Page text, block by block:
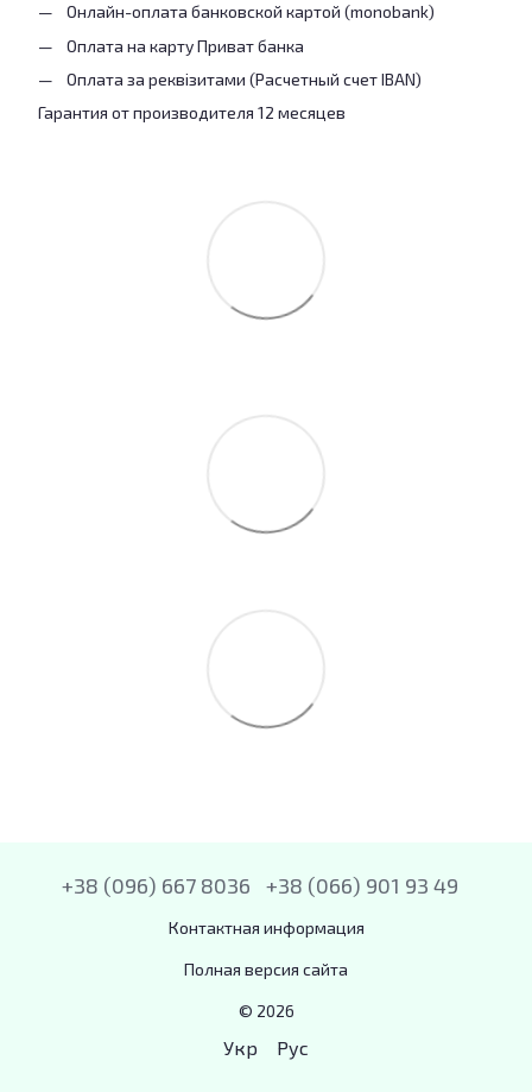
Онлайн-оплата банковской картой (monobank)
Оплата на карту Приват банка
Оплата за реквізитами (Расчетный счет IBAN)
Гарантия от производителя 12 месяцев
+38 (096) 667 8036 +38 (066) 901 93 49
Контактная информация
Полная версия сайта
© 2026
Укр Рус